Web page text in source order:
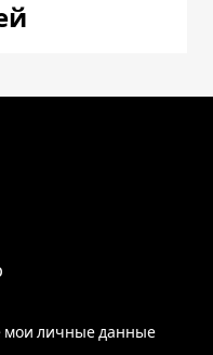
мои личные данные